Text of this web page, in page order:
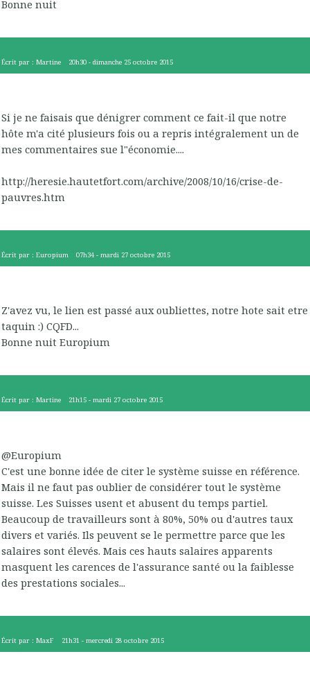
Bonne nuit
Écrit par : Martine 20h30 -dimanche 25 octobre 2015
Si je ne faisais que dénigrer comment ce fait-il que notre
hôte m'a cité plusieurs fois ou a repris intégralement un de
mes commentaires sue l"économie....
http://heresie.hautetfort.com/archive/2008/10/16/crise-de-
pauvres.htm
Écrit par : Europium 07h34 -mardi 27 octobre 2015
Z'avez vu, le lien est passé aux oubliettes, notre hote sait etre
taquin :) CQFD...
Bonne nuit Europium
Écrit par : Martine 21h15 -mardi 27 octobre 2015
@Europium
C'est une bonne idée de citer le système suisse en référence.
Mais il ne faut pas oublier de considérer tout le système
suisse. Les Suisses usent et abusent du temps partiel.
Beaucoup de travailleurs sont à 80%, 50% ou d'autres taux
divers et variés. Ils peuvent se le permettre parce que les
salaires sont élevés. Mais ces hauts salaires apparents
masquent les carences de l'assurance santé ou la faiblesse
des prestations sociales...
Écrit par : MaxF 21h31 -mercredi 28 octobre 2015